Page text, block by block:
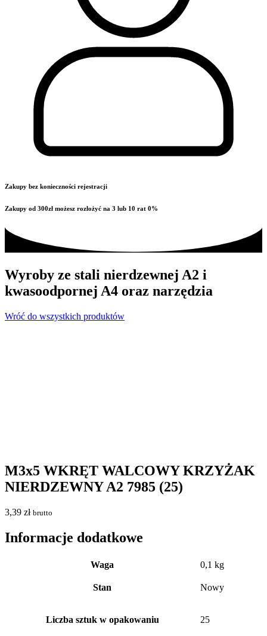
Zakupy bez konieczności rejestracji
Zakupy od 300zł możesz rozłożyć na 3 lub 10 rat 0%
Wyroby ze stali nierdzewnej A2 i
kwasoodpornej A4 oraz narzędzia
Wróć do wszystkich produktów
M3x5 WKRĘT WALCOWY KRZYŻAK
NIERDZEWNY A2 7985 (25)
3,39 zł brutto
Informacje dodatkowe
Waga 0,1 kg
Stan Nowy
Liczba sztuk w opakowaniu 25